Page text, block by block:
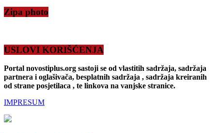
Zipa photo
USLOVI KORIŠĆENJA
Portal novostiplus.org sastoji se od vlastitih sadržaja, sadržaja
partnera i oglašivača, besplatnih sadržaja , sadržaja kreiranih
od strane posjetilaca , te linkova na vanjske stranice.
IMPRESUM